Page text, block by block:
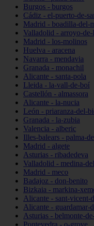
Burgos - burgos
Cádiz - el-puerto-de-
Madrid - boadilla-del-
Valladolid - arroyo-de-
Madrid - los-molinos
Huelva - aracena
Navarra - mendavia
Granada - monachil
Alicante - santa-pola
Lleida - la-vall-de-boí
Castellón - almassora
Alicante - la-nucia
León - priaranza-del-
Granada - la-zubia
Valencia - alberic
Illes-balears - palma-
Madrid - algete
Asturias - ribadedeva
Valladolid - medina-
Madrid - meco
Badajoz - don-benito
Bizkaia - markina-
Alicante - sant-vicent-
Alicante - guardamar-
Asturias - belmonte-
Pontevedra - o-grove